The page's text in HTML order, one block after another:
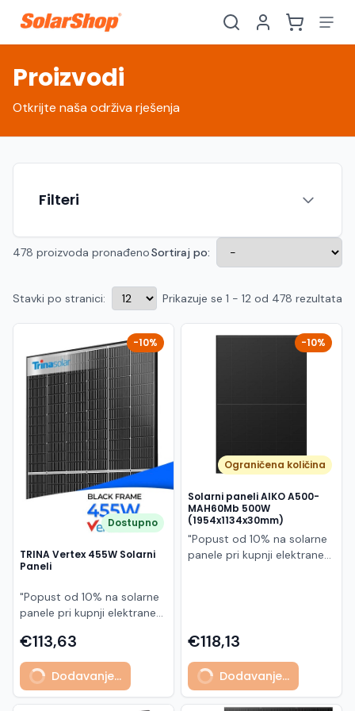
Hrvatski EN
Crnogorski
MK Македонски
Proizvodi
Otkrijte naša održiva rješenja
Filteri
478 proizvoda pronađenoSortiraj po:
Stavki po stranici: Prikazuje se 1 - 12 od 478 rezultata
-10%
Dostupno
TRINA Vertex 455W Solarni
Paneli
"Popust od 10% na solarne
panele pri kupnji elektrane
Model TSM-455NEG9R.28
predstavlja napredni
glass/glass N-type solarni
modul s visokom
učinkovitošću, dugim
€113,63
Dodavanje...
-10%
Ograničena količina
Solarni paneli AIKO A500-
MAH60Mb 500W
(1954x1134x30mm)
"Popust od 10% na solarne
panele pri kupnji elektrane
500 W iz Neostar 2S serije,
baziran na naprednoj N-
type ABC (All Back Contact)
tehnologiji. Ovaj panel je
namijenjen za moderne
€118,13
Dodavanje...